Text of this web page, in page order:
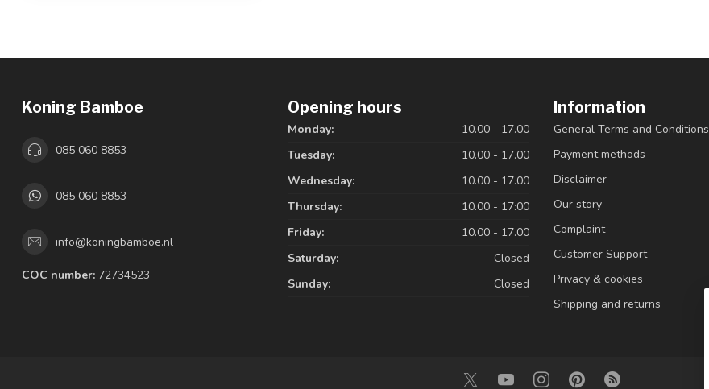
Koning Bamboe
085 060 8853
085 060 8853
info@koningbamboe.nl
COC number: 72734523
Opening hours
Monday:
10.00 - 17.00
Tuesday:
10.00 - 17.00
Wednesday:
10.00 - 17.00
Thursday:
10.00 - 17:00
Friday:
10.00 - 17.00
Saturday:
Closed
Sunday:
Closed
Information
General Terms and Conditions
Payment methods
Disclaimer
Our story
Complaint
Customer Support
Privacy & cookies
Shipping and returns